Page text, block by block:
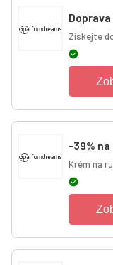
Získejte
-39%
Krém na